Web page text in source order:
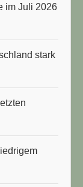
im Juli 2026
stark